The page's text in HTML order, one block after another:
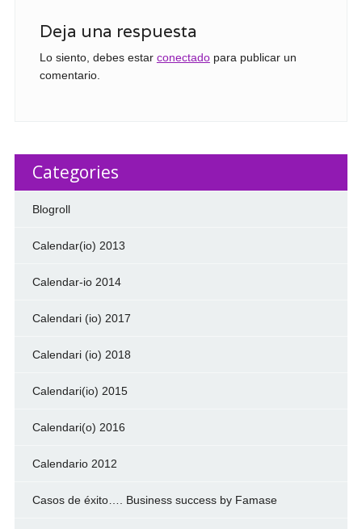
Deja una respuesta
Lo siento, debes estar conectadopara publicar un
comentario.
Categories
Blogroll
Calendar(io) 2013
Calendar-io 2014
Calendari (io) 2017
Calendari (io) 2018
Calendari(io) 2015
Calendari(o) 2016
Calendario 2012
Casos de éxito…. Business success by Famase